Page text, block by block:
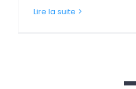
Lire la suite